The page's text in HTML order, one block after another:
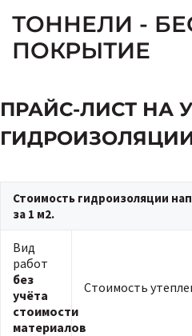
ТОННЕЛИ -
ПОКРЫТИЕ
ПРАЙС-ЛИСТ НА
Стоимость гидроизоляции
за 1 м2.
Вид
работ
без
учёта
стоимости
материалов
Стоимость